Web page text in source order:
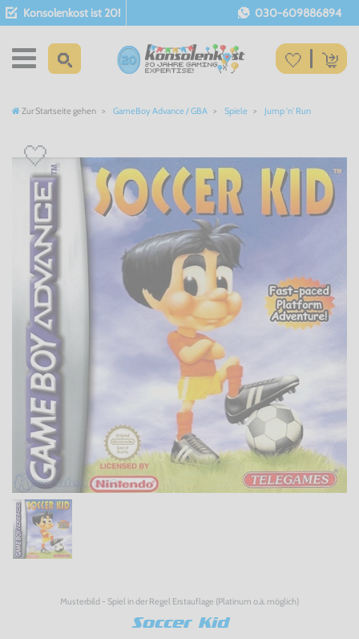
Konsolenkost ist 20! 030-609886894
Zur Startseite gehen GameBoy Advance / GBA Spiele Jump 'n' Run
Musterbild - Spiel in der Regel Erstauflage (Platinum o.ä. möglich)
Soccer Kid